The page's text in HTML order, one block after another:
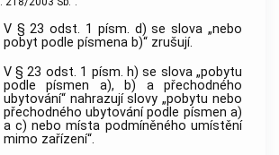
V § 23 odst. 1 písm. d) se slova „nebo
pobyt podle písmena b)“ zrušují.
V § 23 odst. 1 písm. h) se slova „pobytu
podle písmen a), b) a přechodného
ubytování“ nahrazují slovy „pobytu nebo
přechodného ubytování podle písmen a)
a c) nebo místa podmíněného umístění
mimo zařízení“.